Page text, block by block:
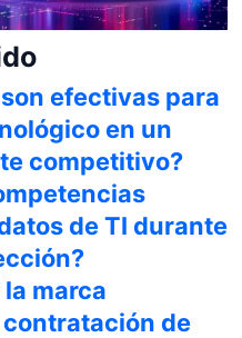
efectivas para
en un
competitivo?
de TI durante
marca
de